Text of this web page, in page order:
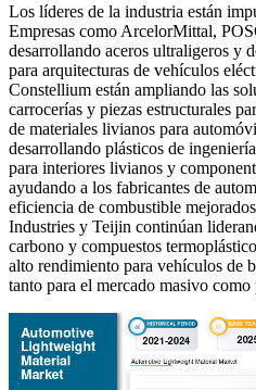
Los líderes de la industria están
Empresas como ArcelorMittal,
desarrollando aceros ultraligeros y
para arquitecturas de vehículos
Constellium están ampliando las
carrocerías y piezas estructurales
de materiales livianos para
desarrollando plásticos de
para interiores livianos y
ayudando a los fabricantes de
eficiencia de combustible
Industries y Teijin continúan
carbono y compuestos
alto rendimiento para vehículos de
tanto para el mercado masivo como